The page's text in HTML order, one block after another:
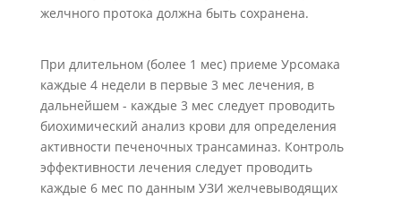
желчного протока должна быть сохранена.
При длительном (более 1 мес) приеме Урсомака
каждые 4 недели в первые 3 мес лечения, в
дальнейшем - каждые 3 мес следует проводить
биохимический анализ крови для определения
активности печеночных трансаминаз. Контроль
эффективности лечения следует проводить
каждые 6 мес по данным УЗИ желчевыводящих